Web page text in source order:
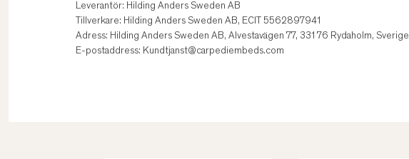
Leverantör: Hilding Anders Sweden AB
Tillverkare: Hilding Anders Sweden AB, ECIT 5562897941
Adress: Hilding Anders Sweden AB, Alvestavägen 77, 331 76 Rydaholm, Sverige
E-postaddress: Kundtjanst@carpediembeds.com